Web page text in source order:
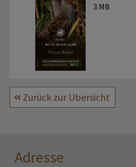
3 MB
Zurück zur Übersicht
Adresse